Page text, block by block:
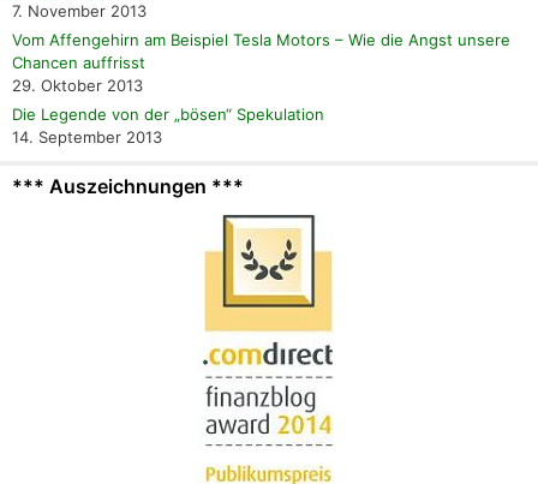
7. November 2013
Vom Affengehirn am Beispiel Tesla Motors – Wie die Angst unsere
Chancen auffrisst
29. Oktober 2013
Die Legende von der „bösen“ Spekulation
14. September 2013
*** Auszeichnungen ***